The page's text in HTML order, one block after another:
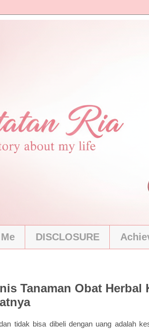
DISCLOSURE
Tanaman Obat Herbal
tidak bisa dibeli dengan uang adalah